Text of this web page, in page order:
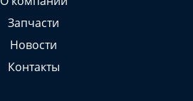
Запчасти
Новости
Контакты